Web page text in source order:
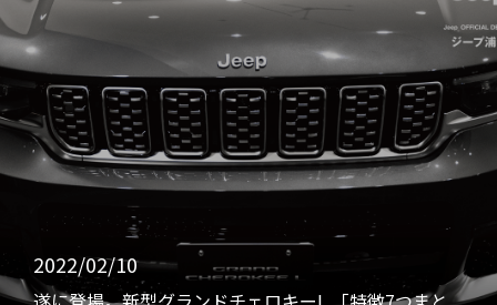
2022/02/10